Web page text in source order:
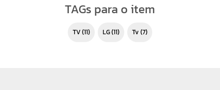
TAGs para o item
TV(11) LG(11) tv (7)